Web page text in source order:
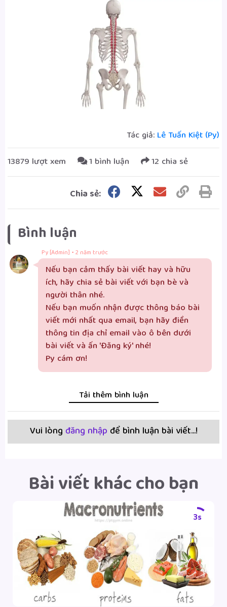
Tác giả: Lê Tuấn Kiệt (Py)
13879 lượt xem
1 bình luận 12 chia sẻ
Chia sẻ:
Bình luận
Py [Admin] ·2 năm trước
Nếu bạn cảm thấy bài viết hay và hữu
ích, hãy chia sẻ bài viết với bạn bè và
người thân nhé.
Nếu bạn muốn nhận được thông báo bài
viết mới nhất qua email, bạn hãy điền
thông tin địa chỉ email vào ô bên dưới
bài viết và ấn 'Đăng ký' nhé!
Py cám ơn!
Tải thêm bình luận
Vui lòngđăng nhậpđể bình luận bài viết...!
Bài viết khác cho bạn
2s